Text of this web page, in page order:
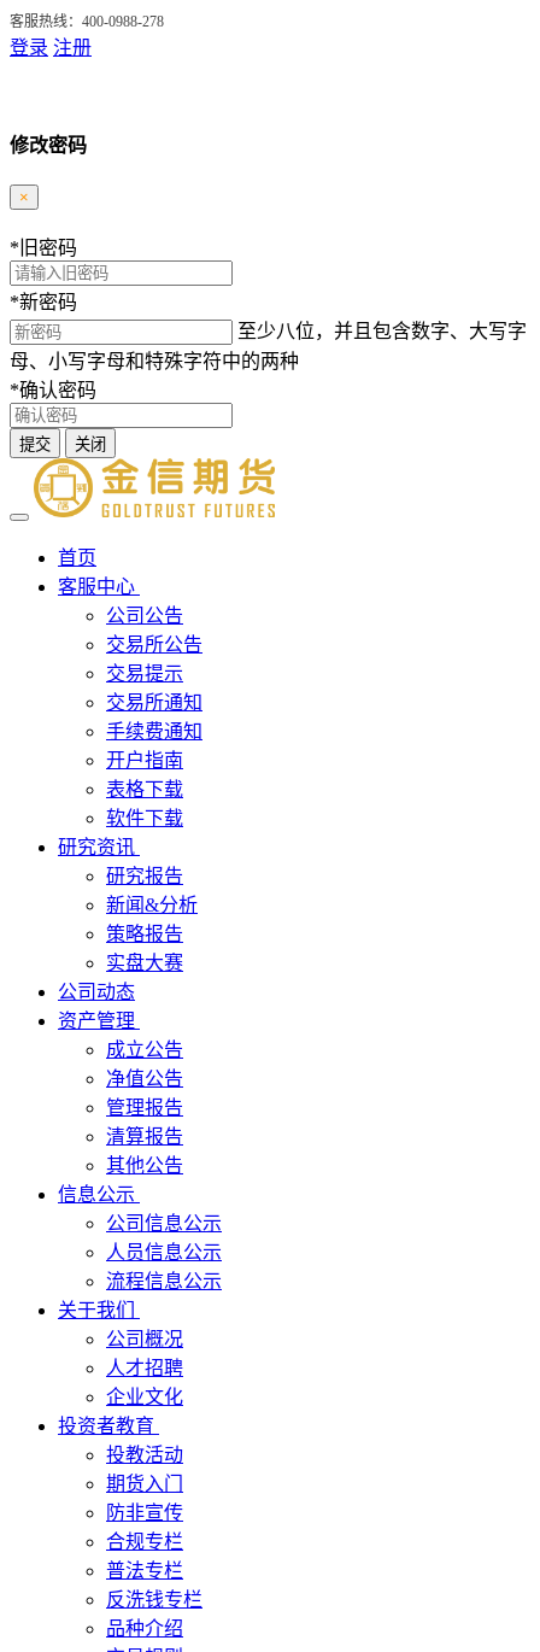
客服热线：400-0988-278
登录 注册
修改密码
×
* 旧密码
*新密码
至少八位，并且包含数字、大写字
母、小写字母和特殊字符中的两种
*确认密码
提交 关闭
首页
客服中心
公司公告
交易所公告
交易提示
交易所通知
手续费通知
开户指南
表格下载
软件下载
研究资讯
研究报告
新闻&分析
策略报告
实盘大赛
公司动态
资产管理
成立公告
净值公告
管理报告
清算报告
其他公告
信息公示
公司信息公示
人员信息公示
流程信息公示
关于我们
公司概况
人才招聘
企业文化
投资者教育
投教活动
期货入门
防非宣传
合规专栏
普法专栏
反洗钱专栏
品种介绍